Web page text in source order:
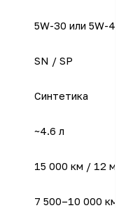
5W-30 или 5W-40
SN / SP
Синтетика
~4.6 л
15 000 км / 12
7 500–10 000 км